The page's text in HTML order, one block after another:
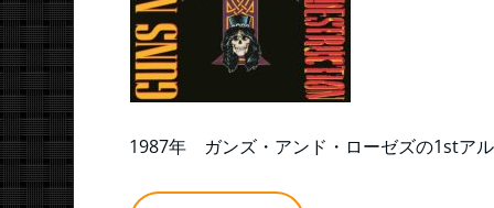
1987年 ガンズ・アンド・ローゼズの1stア